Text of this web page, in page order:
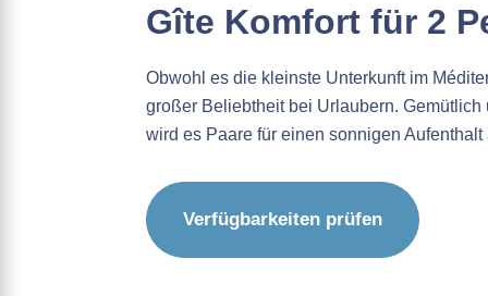
Gîte Komfort für 2
Obwohl es die kleinste Unterkunft im
großer Beliebtheit bei Urlaubern.
wird es Paare für einen sonnigen
Verfügbarkeiten prüfen